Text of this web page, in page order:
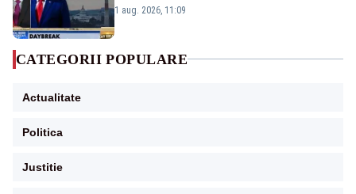
tot ce vor» din minele Ucrainei”
1 aug. 2026, 11:09
CATEGORII POPULARE
Actualitate
Politica
Justitie